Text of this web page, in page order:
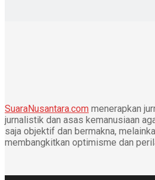
SuaraNusantara.com menerapkan
jurnalistik dan asas kemanusiaan
saja objektif dan bermakna,
membangkitkan optimisme dan